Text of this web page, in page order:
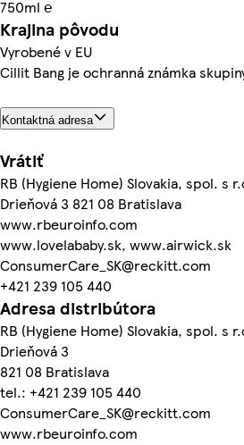
750ml ℮
Krajina pôvodu
Vyrobené v EU
Cillit Bang je ochranná známka
Kontaktná adresa
Vrátiť
RB (Hygiene Home) Slovakia, spol. s
Drieňová 3 821 08 Bratislava
www.rbeuroinfo.com
www.lovelababy.sk, www.airwick.sk
ConsumerCare_SK@reckitt.com
+421 239 105 440
Adresa distribútora
RB (Hygiene Home) Slovakia, spol. s
Drieňová 3
821 08 Bratislava
tel.: +421 239 105 440
ConsumerCare_SK@reckitt.com
www.rbeuroinfo.com